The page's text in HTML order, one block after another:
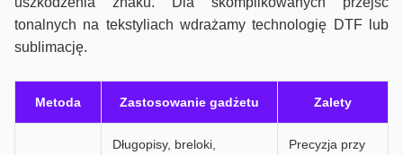
tonalnych na tekstyliach wdrażamy technologię DTF lub
sublimację.
Metoda Zastosowanie gadżetu Zalety
Długopisy, breloki,
Precyzja przy